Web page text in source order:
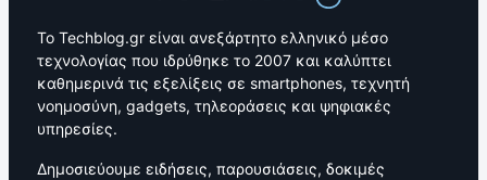
Το Techblog.gr είναι ανεξάρτητο ελληνικό μέσο
τεχνολογίας που ιδρύθηκε το 2007 και καλύπτει
καθημερινά τις εξελίξεις σε smartphones, τεχνητή
νοημοσύνη, gadgets, τηλεοράσεις και ψηφιακές
υπηρεσίες.
Δημοσιεύουμε ειδήσεις, παρουσιάσεις, δοκιμές